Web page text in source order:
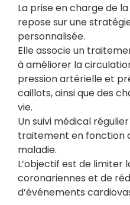
La prise en charge de
repose sur une
personnalisée.
Elle associe un
à améliorer la
pression artérielle et
caillots, ainsi que des
vie.
Un suivi médical
traitement en fonction
maladie.
L’objectif est de limiter
coronariennes et de
d’événements